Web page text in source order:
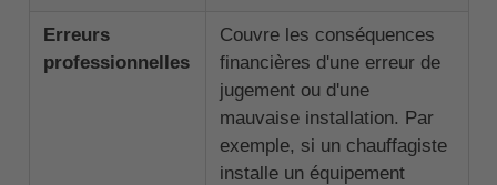
Erreurs
professionnelles
Couvre les conséquences
financières d'une erreur de
jugement ou d'une
mauvaise installation. Par
exemple, si un chauffagiste
installe un équipement